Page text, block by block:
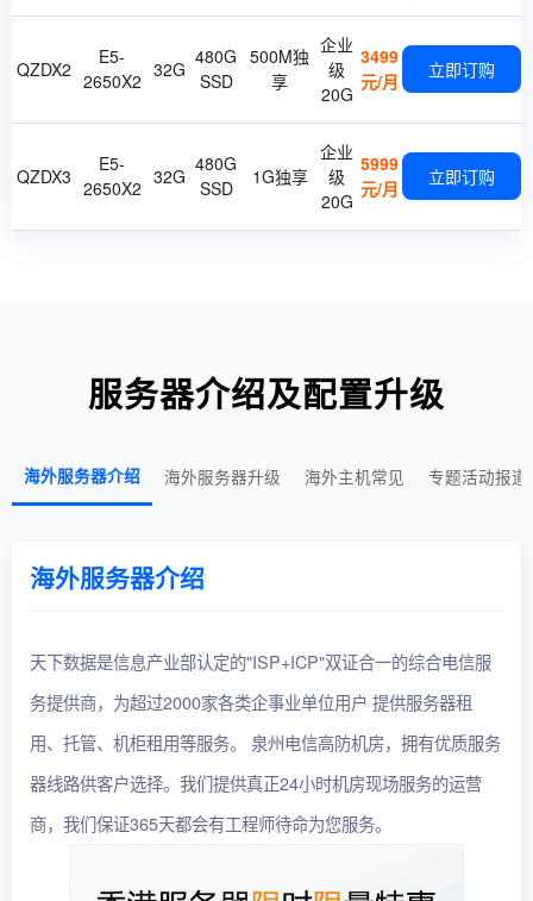
QZDX2
E5-
2650X2 32G
480G
SSD
500M独
享
企业
级
20G
3499
元/月
立即订购
QZDX3
E5-
2650X2 32G
480G
SSD
1G独享
企业
级
20G
5999
元/月
立即订购
服务器介绍及配置升级
海外服务器介绍 海外服务器升级 海外主机常见 专题活动报道
海外服务器介绍
天下数据是信息产业部认定的"ISP+ICP"双证合一的综合电信服
务提供商，为超过2000家各类企事业单位用户 提供服务器租
用、托管、机柜租用等服务。 泉州电信高防机房，拥有优质服务
器线路供客户选择。我们提供真正24小时机房现场服务的运营
商，我们保证365天都会有工程师待命为您服务。